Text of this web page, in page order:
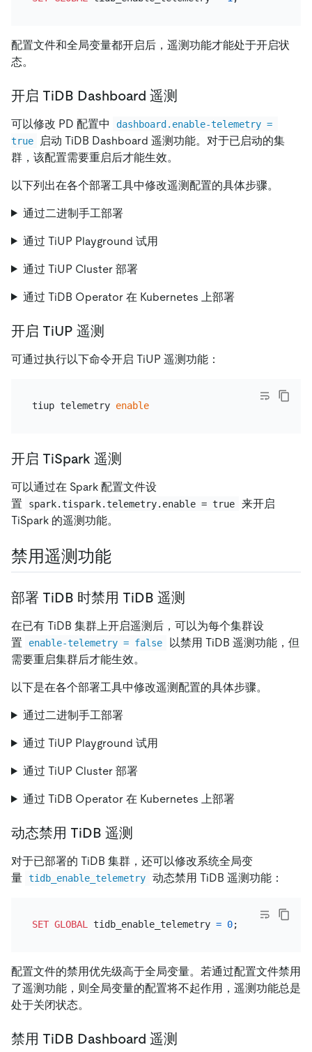
配置文件和全局变量都开启后，遥测功能才能处于开启状
态。
开启 TiDB Dashboard 遥测
可以修改 PD 配置中
dashboard.enable-telemetry =
true
启动 TiDB Dashboard 遥测功能。对于已启动的集
群，该配置需要重启后才能生效。
以下列出在各个部署工具中修改遥测配置的具体步骤。
通过二进制手工部署
通过 TiUP Playground 试用
通过 TiUP Cluster 部署
通过 TiDB Operator 在 Kubernetes 上部署
开启 TiUP 遥测
可通过执行以下命令开启 TiUP 遥测功能：
tiup telemetry enable
开启 TiSpark 遥测
可以通过在 Spark 配置文件设
置
spark.tispark.telemetry.enable = true
来开启
TiSpark 的遥测功能。
禁用遥测功能
部署 TiDB 时禁用 TiDB 遥测
在已有 TiDB 集群上开启遥测后，可以为每个集群设
置
enable-telemetry = false
以禁用 TiDB 遥测功能，但
需要重启集群后才能生效。
以下是在各个部署工具中修改遥测配置的具体步骤。
通过二进制手工部署
通过 TiUP Playground 试用
通过 TiUP Cluster 部署
通过 TiDB Operator 在 Kubernetes 上部署
动态禁用 TiDB 遥测
对于已部署的 TiDB 集群，还可以修改系统全局变
量 tidb_enable_telemetry 动态禁用 TiDB 遥测功能：
SET GLOBAL tidb_enable_telemetry = 0
配置文件的禁用优先级高于全局变量。若通过配置文件禁用
了遥测功能，则全局变量的配置将不起作用，遥测功能总是
处于关闭状态。
禁用 TiDB Dashboard 遥测